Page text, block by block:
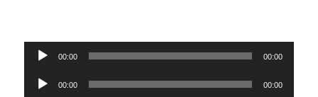
Reproductor
audio
00:00 00:00
Reproductor
00:00 00:00